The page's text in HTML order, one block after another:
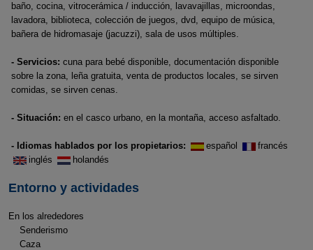
baño, cocina, vitrocerámica / inducción, lavavajillas, microondas,
lavadora, biblioteca, colección de juegos, dvd, equipo de música,
bañera de hidromasaje (jacuzzi), sala de usos múltiples.
- Servicios: cuna para bebé disponible, documentación disponible
sobre la zona, leña gratuita, venta de productos locales, se sirven
comidas, se sirven cenas.
- Situación: en el casco urbano, en la montaña, acceso asfaltado.
- Idiomas hablados por los propietarios: español
francés
inglés
holandés
Entorno y actividades
En los alrededores
Senderismo
Caza